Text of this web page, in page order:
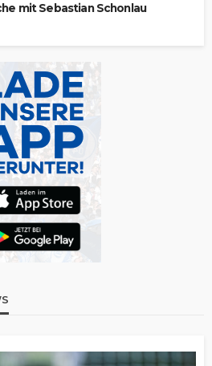
mit Sebastian Schonlau